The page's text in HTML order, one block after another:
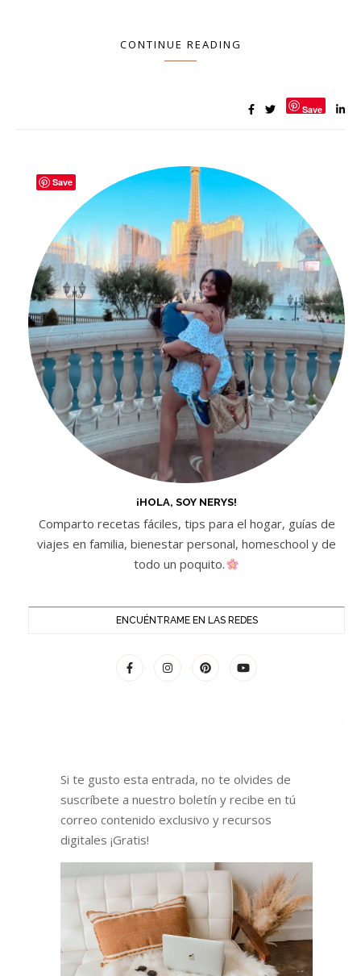
CONTINUE READING
Save
¡HOLA, SOY NERYS!
Comparto recetas fáciles, tips para el hogar, guías de
viajes en familia, bienestar personal, homeschool y de
todo un poquito.
ENCUÉNTRAME EN LAS REDES
Si te gusto esta entrada, no te olvides de
suscríbete a nuestro boletín y recibe en tú
correo contenido exclusivo y recursos
digitales ¡Gratis!
Save